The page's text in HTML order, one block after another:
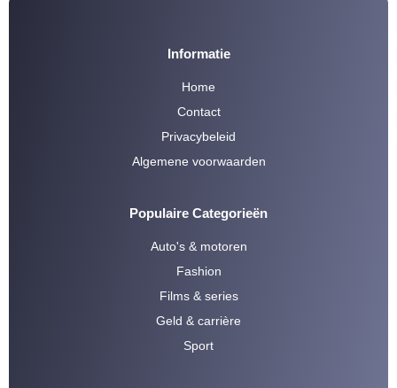
Informatie
Home
Contact
Privacybeleid
Algemene voorwaarden
Populaire Categorieën
Auto's & motoren
Fashion
Films & series
Geld & carrière
Sport